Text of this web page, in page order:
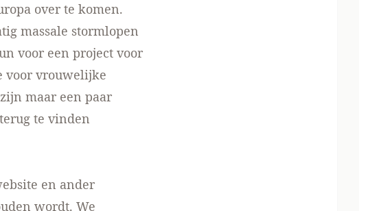
over te komen.
massale stormlopen
voor een project voor
voor vrouwelijke
maar een paar
te vinden
en ander
wordt. We